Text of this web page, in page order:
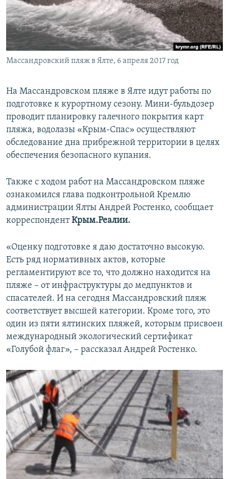
ПОБЕДИТЕЛЕЙ НЕ СУДЯТ?
КРЫМ.НЕПОКОРЕННЫЙ
ELIFBE
УКРАИНСКАЯ ПРОБЛЕМА КРЫМА
ПРИСОЕДИНЯЙТЕСЬ!
Массандровский пляж в Ялте, 6 апреля 2017 год
На Массандровском пляже в Ялте идут работы по
подготовке к курортному сезону. Мини-бульдозер
проводит планировку галечного покрытия карт
пляжа, водолазы «Крым-Спас» осуществляют
обследование дна прибрежной территории в целях
обеспечения безопасного купания.
Также с ходом работ на Массандровском пляже
ознакомился глава подконтрольной Кремлю
администрации Ялты Андрей Ростенко, сообщает
корреспондентКрым.Реалии.
«Оценку подготовке я даю достаточно высокую.
Есть ряд нормативных актов, которые
регламентируют все то, что должно находится на
пляже – от инфраструктуры до медпунктов и
спасателей. И на сегодня Массандровский пляж
соответствует высшей категории. Кроме того, это
один из пяти ялтинских пляжей, которым присвоен
международный экологический сертификат
«Голубой флаг», – рассказал Андрей Ростенко.